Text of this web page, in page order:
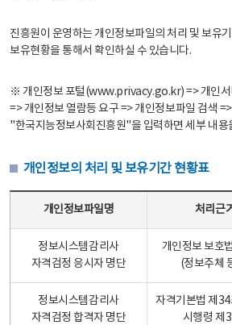
진흥원이 운영하는 개인정보파일의 처리 및 보유
보유현황을 통해서 확인하실 수 있습니다.
※ 개인정보 포털(www.privacy.go.kr) => 개인서
=> 개인정보 열람등 요구 => 개인정보파일 검색 =>
"한국지능정보사회진흥원"을 입력하면 세부 내용
개인정보의 처리 및 보유기간 현황표
개인정보파일명 처리근
정보시스템감리사
자격검정 응시자 명단
개인정보 보호
(정보주체
정보시스템감리사
자격검정 합격자 명단
자격기본법 제34
시행령 제